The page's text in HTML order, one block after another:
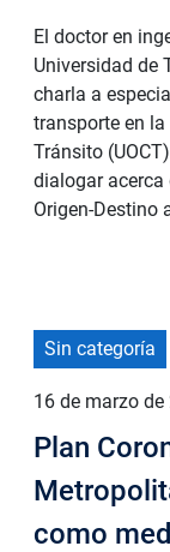
El doctor en
Universidad de
charla a
transporte en
Tránsito
dialogar acerca
Origen-Destino
Sin categoría
16 de marzo de
Plan
como